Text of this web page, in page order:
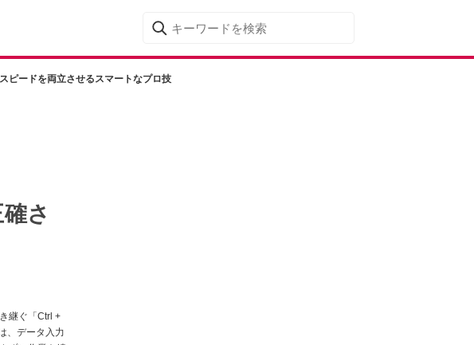
ピードを両立させるスマートなプロ技
さ
継ぐ「Ctrl +
、データ入力